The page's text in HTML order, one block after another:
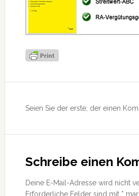
Interaktionen
Seien Sie der erste, der einen
Schreibe einen
Deine E-Mail-Adresse wird nicht
Erforderliche Felder sind mit *